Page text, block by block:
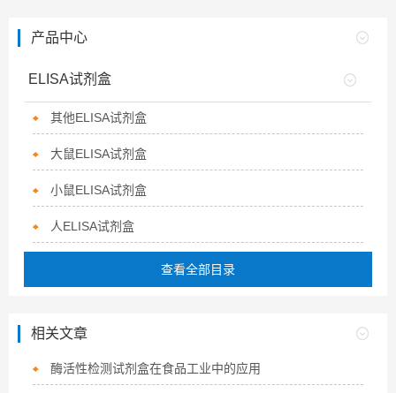
产品中心
ELISA试剂盒
其他ELISA试剂盒
大鼠ELISA试剂盒
小鼠ELISA试剂盒
人ELISA试剂盒
查看全部目录
相关文章
酶活性检测试剂盒在食品工业中的应用